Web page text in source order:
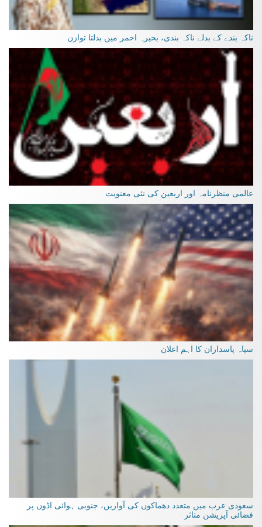
ناکہ بندے کے بدلے ناکہ بندی، بحیرہ احمر میں بدلتا توازن
عالمی منظرنامہ اور اربعین کی نئی معنویت
سپاہ پاسداران کا اہم اعلان
سعودی عرب میں متعدد دھماکوں کی آوازیں، جنوبی ہوائی اڈوں پر
فضائی آپریشن متاثر